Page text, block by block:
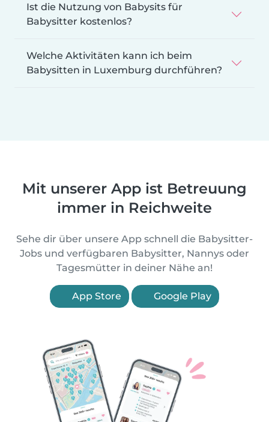
Ist die Nutzung von Babysits für
Babysitter kostenlos?
Welche Aktivitäten kann ich beim
Babysitten in Luxemburg durchführen?
Mit unserer App ist Betreuung
immer in Reichweite
Sehe dir über unsere App schnell die Babysitter-
Jobs und verfügbaren Babysitter, Nannys oder
Tagesmütter in deiner Nähe an!
App Store Google Play